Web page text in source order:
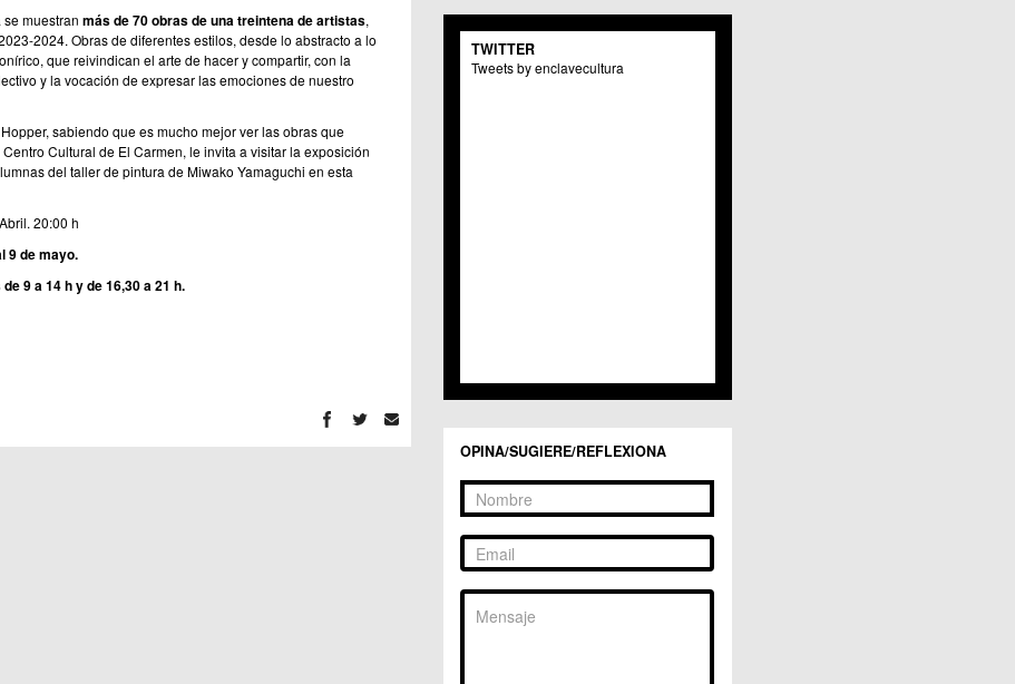
muestran más de 70 obras de una treintena de artistas,
2024. Obras de diferentes estilos, desde lo abstracto a lo
que reivindican el arte de hacer y compartir, con la
y la vocación de expresar las emociones de nuestro
sabiendo que es mucho mejor ver las obras que
Cultural de El Carmen, le invita a visitar la exposición
del taller de pintura de Miwako Yamaguchi en esta
20:00 h
9 de mayo.
9 a 14 h y de 16,30 a 21 h.
C.M. El Carmen
Centros Culturales
C.C. Puertas de Castilla
C.C. Zarandona
TWITTER
Tweets by enclavecultura
OPINA/SUGIERE/REFLEXIONA